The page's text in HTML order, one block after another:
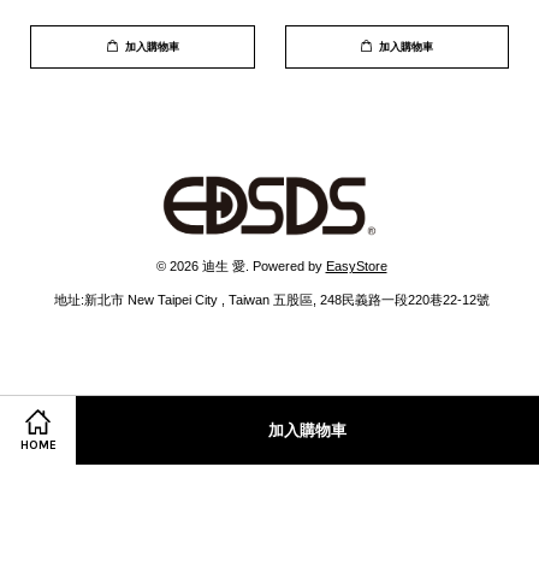
HOME
加入購物車
加入購物車 加入購物車
© 2026 迪生 愛. Powered by EasyStore
  地址:新北市 New Taipei City , Taiwan 五股區, 248民義路一段220巷22-12號